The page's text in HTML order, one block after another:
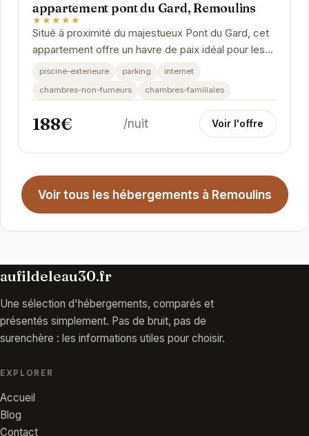
appartement pont du Gard, Remoulins
★★★★★
Situé à proximité du majestueux Pont du Gard, cet
appartement offre un havre de paix idéal pour les
voyageurs. Avec ses équipements modernes et...
piscine-exterieure parking
internet
chambres-non-fumeurs
chambres-familiales
188€ /nuit Voir l'offre
Voir tous les hébergements à Remoulins
aufildeleau30.fr
Une sélection d'hébergements, comparés et
présentés simplement. Pas de bruit, pas de
surenchère : les informations utiles pour choisir.
EXPLORER
Accueil
Blog
Contact